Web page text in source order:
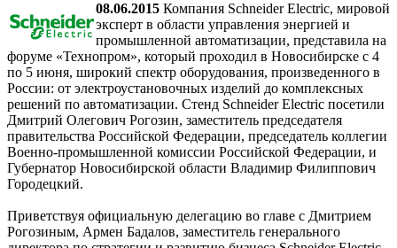
08.06.2015 Компания Schneider Electric, мировой
эксперт в области управления энергией и
промышленной автоматизации, представила на
форуме «Технопром», который проходил в Новосибирске с 4
по 5 июня, широкий спектр оборудования, произведенного в
России: от электроустановочных изделий до комплексных
решений по автоматизации. Стенд Schneider Electric посетили
Дмитрий Олегович Рогозин, заместитель председателя
правительства Российской Федерации, председатель коллегии
Военно-промышленной комиссии Российской Федерации, и
Губернатор Новосибирской области Владимир Филиппович
Городецкий.
Приветствуя официальную делегацию во главе с Дмитрием
Рогозиным, Армен Бадалов, заместитель генерального